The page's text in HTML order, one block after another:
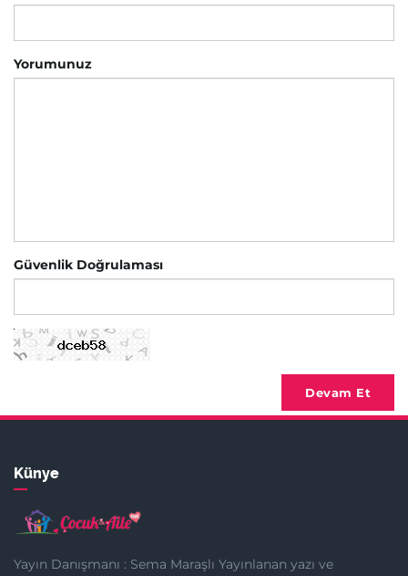
Yorumunuz
Güvenlik Doğrulaması
Devam Et
Künye
Yayın Danışmanı : Sema Maraşlı Yayınlanan yazı ve